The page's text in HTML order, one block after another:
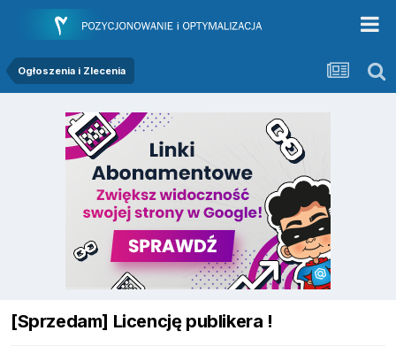
Ogłoszenia i Zlecenia
[Sprzedam] Licencję publikera !